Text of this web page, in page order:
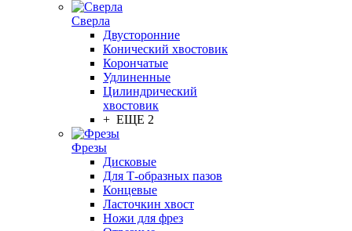
Сверла
Двусторонние
Конический хвостовик
Корончатые
Удлиненные
Цилиндрический
хвостовик
+ ЕЩЕ 2
Фрезы
Дисковые
Для Т-образных пазов
Концевые
Ласточкин хвост
Ножи для фрез